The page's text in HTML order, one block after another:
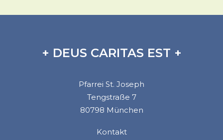
+ DEUS CARITAS EST +
Pfarrei St. Joseph
Tengstraße 7
80798 München
Kontakt